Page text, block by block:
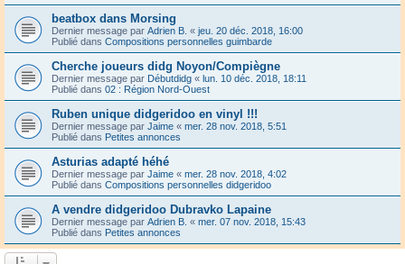
beatbox dans Morsing
Dernier message par Adrien B. « jeu. 20 déc. 2018, 16:00
Publié dans Compositions personnelles guimbarde
Cherche joueurs didg Noyon/Compiègne
Dernier message par Débutdidg « lun. 10 déc. 2018, 18:11
Publié dans 02 : Région Nord-Ouest
Ruben unique didgeridoo en vinyl !!!
Dernier message par Jaime « mer. 28 nov. 2018, 5:51
Publié dans Petites annonces
Asturias adapté héhé
Dernier message par Jaime « mer. 28 nov. 2018, 4:02
Publié dans Compositions personnelles didgeridoo
A vendre didgeridoo Dubravko Lapaine
Dernier message par Adrien B. « mer. 07 nov. 2018, 15:43
Publié dans Petites annonces